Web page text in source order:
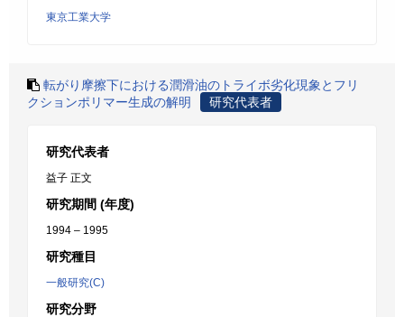
東京工業大学
転がり摩擦下における潤滑油のトライボ劣化現象とフリ
クションポリマー生成の解明
研究代表者
研究代表者
益子 正文
研究期間 (年度)
1994 – 1995
研究種目
一般研究(C)
研究分野